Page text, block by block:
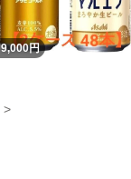
9,000円